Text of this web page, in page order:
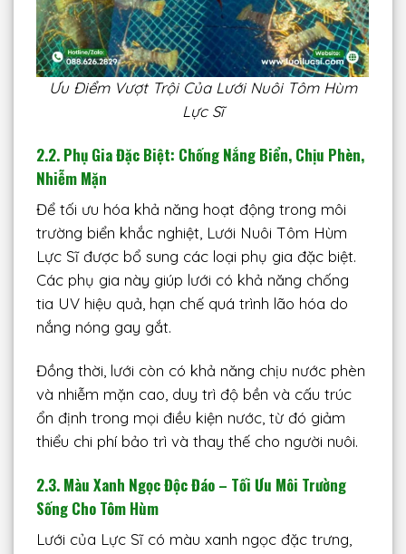
Ưu Điểm Vượt Trội Của Lưới Nuôi Tôm Hùm
Lực Sĩ
2.2. Phụ Gia Đặc Biệt: Chống Nắng Biển, Chịu Phèn,
Nhiễm Mặn
Để tối ưu hóa khả năng hoạt động trong môi
trường biển khắc nghiệt, Lưới Nuôi Tôm Hùm
Lực Sĩ được bổ sung các loại phụ gia đặc biệt.
Các phụ gia này giúp lưới có khả năng chống
tia UV hiệu quả, hạn chế quá trình lão hóa do
nắng nóng gay gắt.
Đồng thời, lưới còn có khả năng chịu nước phèn
và nhiễm mặn cao, duy trì độ bền và cấu trúc
ổn định trong mọi điều kiện nước, từ đó giảm
thiểu chi phí bảo trì và thay thế cho người nuôi.
2.3. Màu Xanh Ngọc Độc Đáo – Tối Ưu Môi Trường
Sống Cho Tôm Hùm
Lưới của Lực Sĩ có màu xanh ngọc đặc trưng,